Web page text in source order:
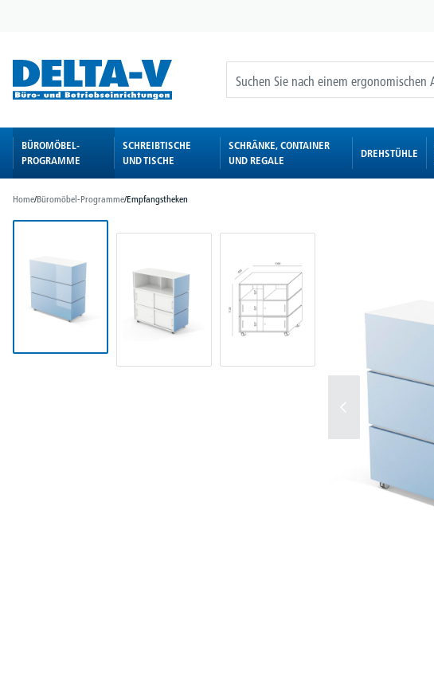
BÜROMÖBEL-
PROGRAMME
SCHREIBTISCHE
UND TISCHE
SCHRÄNKE, CONTAINER
UND REGALE
DREHSTÜHLE
Home/Büromöbel-Programme/Empfangstheken